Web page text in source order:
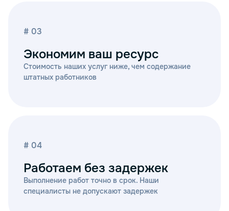
# 03
Экономим ваш ресурс
Стоимость наших услуг ниже, чем содержание
штатных работников
# 04
Работаем без задержек
Выполнение работ точно в срок. Наши
специалисты не допускают задержек